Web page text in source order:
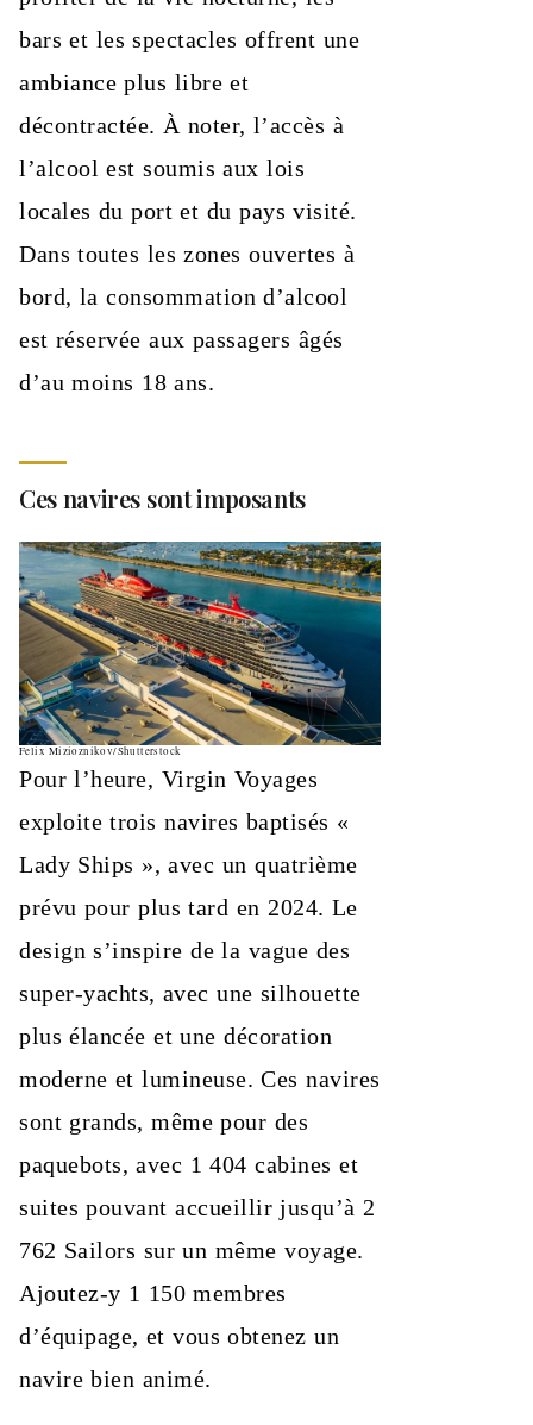
bars et les spectacles offrent une
ambiance plus libre et
décontractée. À noter, l’accès à
l’alcool est soumis aux lois
locales du port et du pays visité.
Dans toutes les zones ouvertes à
bord, la consommation d’alcool
est réservée aux passagers âgés
d’au moins 18 ans.
Ces navires sont imposants
Felix Mizioznikov/Shutterstock
Pour l’heure, Virgin Voyages
exploite trois navires baptisés «
Lady Ships », avec un quatrième
prévu pour plus tard en 2024. Le
design s’inspire de la vague des
super-yachts, avec une silhouette
plus élancée et une décoration
moderne et lumineuse. Ces navires
sont grands, même pour des
paquebots, avec 1 404 cabines et
suites pouvant accueillir jusqu’à 2
762 Sailors sur un même voyage.
Ajoutez-y 1 150 membres
d’équipage, et vous obtenez un
navire bien animé.